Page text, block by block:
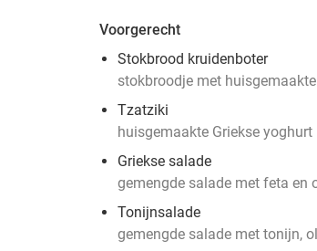
Voorgerecht
Stokbrood kruidenboter
stokbroodje met
Tzatziki
huisgemaakte Griekse
Griekse salade
gemengde salade met feta en
Tonijnsalade
gemengde salade met tonijn,